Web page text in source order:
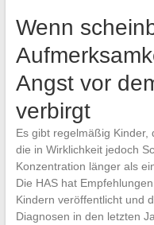
Wenn
Angst vor
verbirgt
Es gibt regelmäßig Kinder,
die in Wirklichkeit jedoch
Konzentration länger als
Die HAS hat
Kindern veröffentlicht und
Diagnosen in den letzten